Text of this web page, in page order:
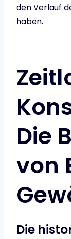
den Verlauf
haben.
Die
von
Die